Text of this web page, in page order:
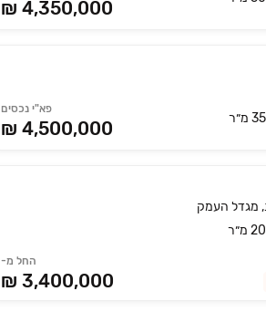
₪ 4,350,000
פא"י נכסים
₪ 4,500,000
מגדל העמק
החל מ-
3,400,000 ₪